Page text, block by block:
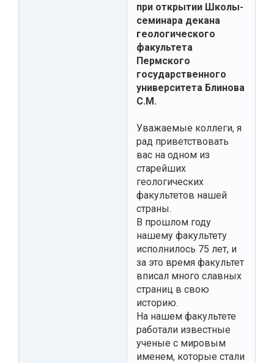
при открытии Школы-
семинара декана
геологического
факультета
Пермского
государственного
университета Блинова
С.М.
Уважаемые коллеги, я
рад приветствовать
вас на одном из
старейших
геологических
факультетов нашей
страны.
В прошлом году
нашему факультету
исполнилось 75 лет, и
за это время факультет
вписал много славных
страниц в свою
историю.
На нашем факультете
работали известные
ученые с мировым
именем, которые стали